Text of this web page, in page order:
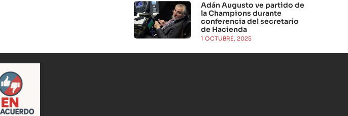
Adán Augusto ve partido de
la Champions durante
conferencia del secretario
de Hacienda
1 OCTUBRE, 2025